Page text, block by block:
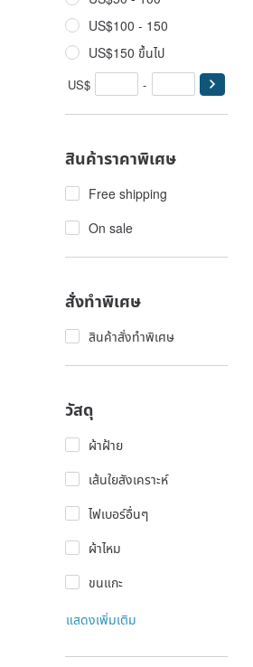
US$100 - 150
US$150 ขึ้นไป
US$ -
สินค้าราคาพิเศษ
Free shipping
On sale
สั่งทำพิเศษ
สินค้าสั่งทำพิเศษ
วัสดุ
ผ้าฝ้าย
เส้นใยสังเคราะห์
ไฟเบอร์อื่นๆ
ผ้าไหม
ขนแกะ
แสดงเพิ่มเติม